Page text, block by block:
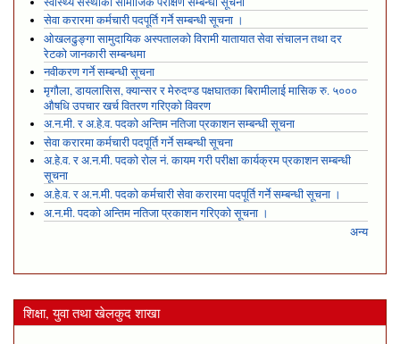
सेवा करारमा कर्मचारी पदपूर्ति गर्ने सम्बन्धी सूचना ।
ओखलढुङ्गा सामुदायिक अस्पतालको विरामी यातायात सेवा संचालन तथा दर
रेटको जानकारी सम्बन्धमा
नवीकरण गर्ने सम्बन्धी सूचना
मृगौला, डायलासिस, क्यान्सर र मेरुदण्ड पक्षघातका बिरामीलाई मासिक रु. ५०००
औषधि उपचार खर्च वितरण गरिएको विवरण
अ.न.मी. र अ.हे.व. पदको अन्तिम नतिजा प्रकाशन सम्बन्धी सूचना
सेवा करारमा कर्मचारी पदपूर्ति गर्ने सम्बन्धी सूचना
अ.हे.व. र अ.न.मी. पदको रोल नं. कायम गरी परीक्षा कार्यक्रम प्रकाशन सम्बन्धी
सूचना
अ.हे.व. र अ.न.मी. पदको कर्मचारी सेवा करारमा पदपूर्ति गर्ने सम्बन्धी सूचना ।
अ.न.मी. पदको अन्तिम नतिजा प्रकाशन गरिएको सूचना ।
अन्य
शिक्षा, युवा तथा खेलकुद शाखा